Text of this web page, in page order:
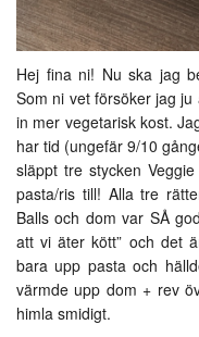
Hej fina ni! Nu ska jag
Som ni vet försöker jag
in mer vegetarisk kost.
har tid (ungefär 9/10
släppt tre stycken
pasta/ris till! Alla tre
Balls och dom var SÅ
att vi äter kött” och det
bara upp pasta och
värmde upp dom + rev
himla smidigt.